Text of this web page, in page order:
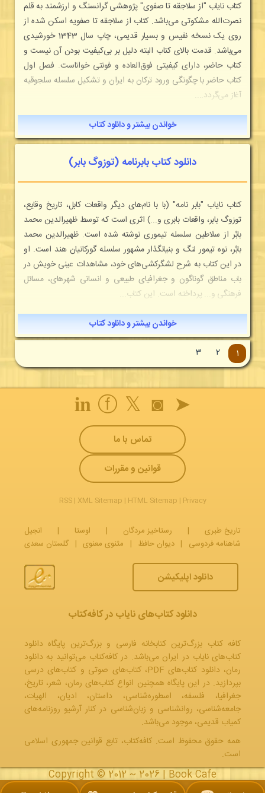
کتاب نایاب "از سلاجقه تا صفوی" پژوهشی گرانسنگ و ارزشمند به قلم
نصرت‌الله مشکوتی می‌باشد. کتاب از سلاجقه تا صفویه اسکن شده از
روی یک نسخه نفیس و بسیار قدیمی، چاپ سال 1343 خورشیدی
می‌باشد. قدمت بالای کتاب البته دلیل بر بی‌کیفیت بودن آن نیست و
کتاب حاضر، دارای کیفیتی فوق‌العاده و فونتی خواناست. فصل اول
کتاب حاضر با چگونگی ورود ترکان به ایران و تشکیل سلسله سلجوقیه
آغاز می‌گردد....
خواندن بیشتر و دانلود کتاب
دانلود کتاب بابرنامه (توزوگ بابر)
کتاب نایاب "بابر نامه" (با با نام‌های دیگر واقعات کابل، تاریخ وقایع،
توزوگ بابر، واقعات بابری و...) اثری است که توسط ظهیرالدین محمد
بابُر از سلاطین سلسله تیموری نوشته شده است. ظهیرالدین محمد
بابُر، نوه تیمور لنگ و بنیانگذار مشهور سلسله گورکانیان هند است. او
در این کتاب به شرح لشگرکشی‌های خود، مشاهدات عینی خویش در
باب مناطق گوناگون و جغرافیای طبیعی و انسانی شهرهای، مسائل
فرهنگی و... پرداخته است. این کتاب...
خواندن بیشتر و دانلود کتاب
1
2
3
➤
◙
𝕏
ⓕ
𝐢𝐧
تماس با ما
قوانین و مقررات
RSS| XML Sitemap | HTML Sitemap | Privacy
تاریخ طبری | رستاخیز مردگان | اوستا |
انجیل
شاهنامه فردوسی | دیوان حافظ | مثنوی معنوی | گلستان سعدی
دانلود اپلیکیشن
دانلود کتاب‌های نایاب در کافه‌کتاب
کافه کتاب بزرگ‌ترین کتابخانه فارسی و بزرگ‌ترین پایگاه دانلود
کتاب‌های نایاب در ایران می‌باشد. در کافه‌کتاب می‌توانید به دانلود
رمان، دانلود کتاب‌های PDF، کتاب‌های صوتی و کتاب‌های درسی
بپردازید. در این پایگاه همچنین انواع کتاب‌های رمان، شعر، تاریخ،
جغرافیا، فلسفه، اسطوره‌شناسی، داستان، ادیان، الهیات،
جامعه‌شناسی، روانشناسی و زبان‌شناسی در کنار آرشیو روزنامه‌های
کمیاب قدیمی، موجود می‌باشد.
همه حقوق محفوظ است. کافه‌کتاب، تابع قوانین جمهوری‌ اسلامی
است.
Copyright © 2012 ~ 2026 | Book Cafe